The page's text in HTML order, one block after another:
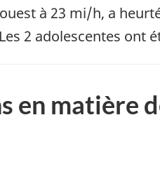
à 23 mi/h, a
2 adolescentes
en matière